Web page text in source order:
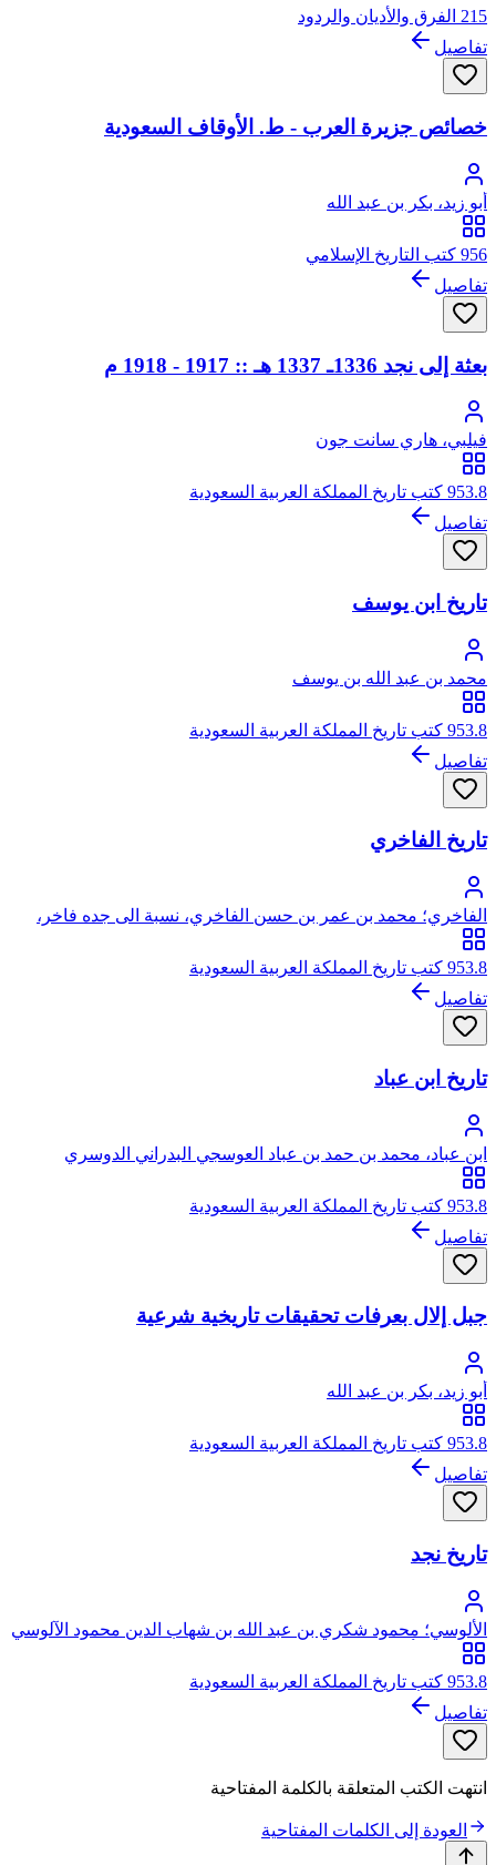
215 الفرق والأديان والردود
تفاصيل
خصائص جزيرة العرب - ط. الأوقاف السعودية
أبو زيد، بكر بن عبد الله
956 كتب التاريخ الإسلامي
تفاصيل
بعثة إلى نجد 1336ـ 1337 هـ :: 1917 - 1918 م
فيلبي، هاري سانت جون
953.8 كتب تاريخ المملكة العربية السعودية
تفاصيل
تاريخ ابن يوسف
محمد بن عبد الله بن يوسف
953.8 كتب تاريخ المملكة العربية السعودية
تفاصيل
تاريخ الفاخري
الفاخري؛ محمد بن عمر بن حسن الفاخري، نسبة الى جده فاخر،
الوهيبي التميمي النجدي
953.8 كتب تاريخ المملكة العربية السعودية
تفاصيل
تاريخ ابن عباد
ابن عباد، محمد بن حمد بن عباد العوسجي البدراني الدوسري
953.8 كتب تاريخ المملكة العربية السعودية
تفاصيل
جبل إلال بعرفات تحقيقات تاريخية شرعية
أبو زيد، بكر بن عبد الله
953.8 كتب تاريخ المملكة العربية السعودية
تفاصيل
تاريخ نجد
الألوسي؛ محمود شكري بن عبد الله بن شهاب الدين محمود الآلوسي
الحسيني، أبو المعالي
953.8 كتب تاريخ المملكة العربية السعودية
تفاصيل
انتهت الكتب المتعلقة بالكلمة المفتاحية
العودة إلى الكلمات المفتاحية